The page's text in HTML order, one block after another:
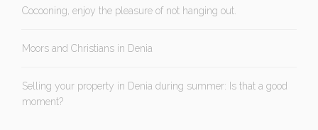
Cocooning, enjoy the pleasure of not hanging out.
Moors and Christians in Denia
Selling your property in Denia during summer: Is that a good
moment?